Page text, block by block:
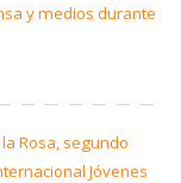
y medios durante
Rosa, segundo
Jóvenes